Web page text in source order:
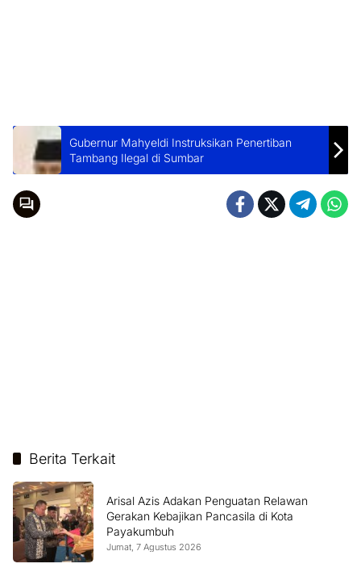
Gubernur Mahyeldi Instruksikan Penertiban
Tambang Ilegal di Sumbar
Berita Terkait
Arisal Azis Adakan Penguatan Relawan
Gerakan Kebajikan Pancasila di Kota
Payakumbuh
Jumat, 7 Agustus 2026